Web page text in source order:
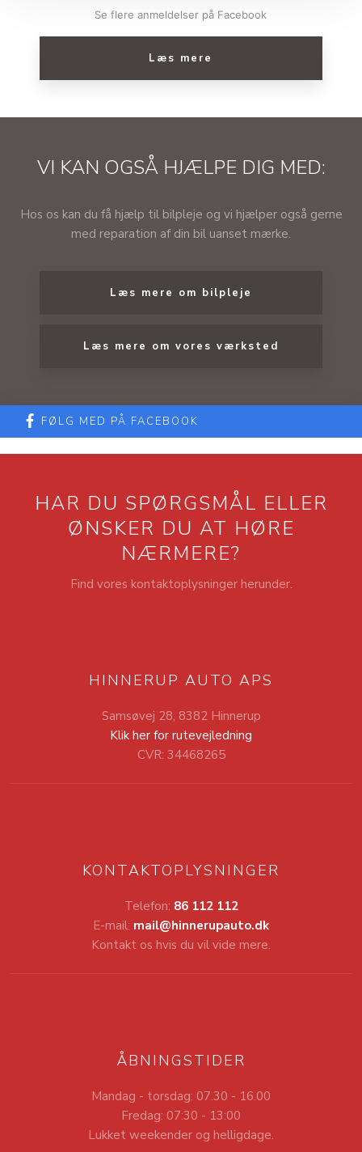
Se flere anmeldelser på Facebook​
Læs mere​
VI KAN OGSÅ HJÆLPE DIG MED:
​Hos os kan du få hjælp til bilpleje og vi hjælper også gerne
med reparation af din bil uanset mærke.
Læs mere om bilpleje​
Læs mere om vores værksted
FØLG MED PÅ FACEBOOK
HAR DU SPØRGSMÅL ELLER
​ØNSKER DU AT HØRE
NÆRMERE?
Find vores kontaktoplysninger herunder.
HINNERUP AUTO APS
Samsøvej 28, 8382 Hinnerup
Klik her for rutevejledning
CVR: 34468265
KONTAKTOPLYSNINGER
Telefon: 86 112 112
E-mail: mail@hinnerupauto.dk
Kontakt os hvis du vil vide mere.
ÅBNINGSTIDER
Mandag - torsdag: 07.30 - 16.00
Fredag: 07:30 - 13:00
Lukket weekender og helligdage.